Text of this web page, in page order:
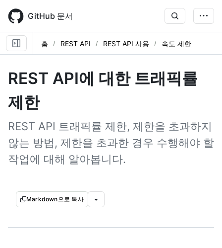
main
content
GitHub 문서
홈 REST API REST API 사용 속도 제한
REST API에 대한 트래픽률
제한
REST API 트래픽률 제한, 제한을 초과하지
않는 방법, 제한을 초과한 경우 수행해야 할
작업에 대해 알아봅니다.
Markdown으로 복사